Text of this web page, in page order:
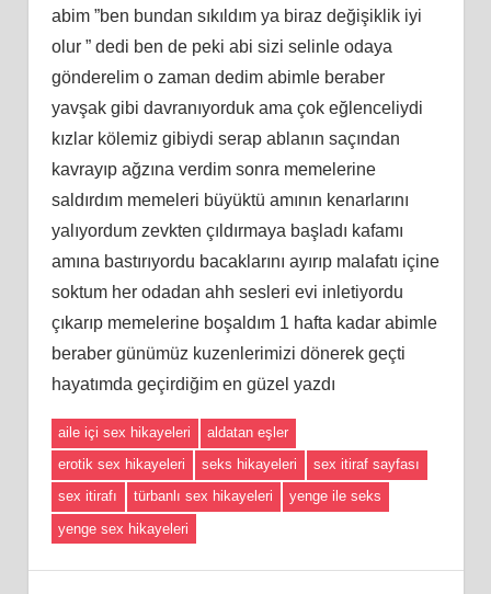
abim ”ben bundan sıkıldım ya biraz değişiklik iyi
olur ” dedi ben de peki abi sizi selinle odaya
gönderelim o zaman dedim abimle beraber
yavşak gibi davranıyorduk ama çok eğlenceliydi
kızlar kölemiz gibiydi serap ablanın saçından
kavrayıp ağzına verdim sonra memelerine
saldırdım memeleri büyüktü amının kenarlarını
yalıyordum zevkten çıldırmaya başladı kafamı
amına bastırıyordu bacaklarını ayırıp malafatı içine
soktum her odadan ahh sesleri evi inletiyordu
çıkarıp memelerine boşaldım 1 hafta kadar abimle
beraber günümüz kuzenlerimizi dönerek geçti
hayatımda geçirdiğim en güzel yazdı
aile içi sex hikayeleri
aldatan eşler
erotik sex hikayeleri
seks hikayeleri
sex itiraf sayfası
sex itirafı
türbanlı sex hikayeleri
yenge ile seks
yenge sex hikayeleri